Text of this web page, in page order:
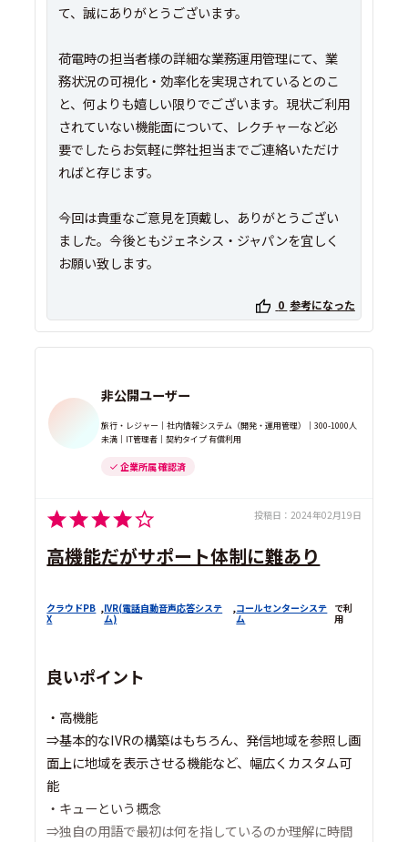
て、誠にありがとうございます。
荷電時の担当者様の詳細な業務運用管理にて、業
務状況の可視化・効率化を実現されているとのこ
と、何よりも嬉しい限りでございます。現状ご利用
されていない機能面について、レクチャーなど必
要でしたらお気軽に弊社担当までご連絡いただけ
ればと存じます。
今回は貴重なご意見を頂戴し、ありがとうござい
ました。今後ともジェネシス・ジャパンを宜しく
0 参考になった
非公開ユーザー
旅行・レジャー｜社内情報システム（開発・運用管理）｜300-1000人
未満｜IT管理者｜契約タイプ 有償利用
企業所属 確認済
投稿日： 2024年02月19日
高機能だがサポート体制に難あり
クラウドPB
X
,IVR(電話自動音声応答システ
ム)
,コールセンターシステ
ム
で利
用
良いポイント
・高機能
⇒基本的なIVRの構築はもちろん、発信地域を参照し画
面上に地域を表示させる機能など、幅広くカスタム可
能
・キューという概念
⇒独自の用語で最初は何を指しているのか理解に時間